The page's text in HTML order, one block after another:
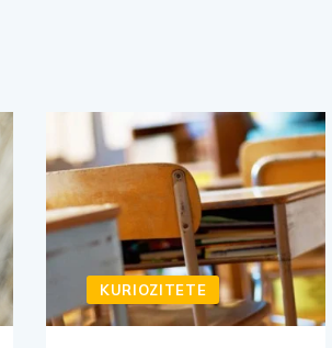
KURIOZITETE